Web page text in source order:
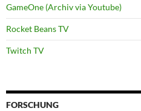
GameOne (Archiv via Youtube)
Rocket Beans TV
Twitch TV
FORSCHUNG